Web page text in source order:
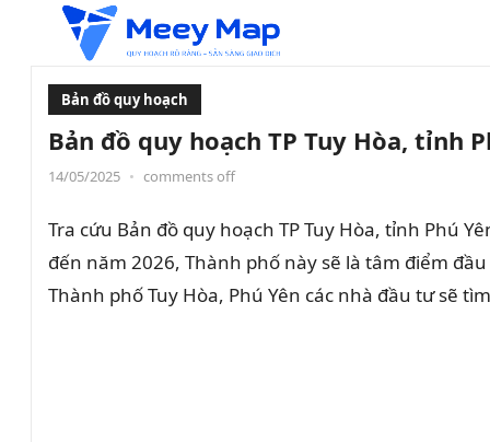
Bản đồ quy hoạch
Bản đồ quy hoạch TP Tuy Hòa, tỉnh
14/05/2025 • comments off
Tra cứu Bản đồ quy hoạch TP Tuy Hòa, tỉnh Phú
đến năm 2026, Thành phố này sẽ là tâm điểm
Thành phố Tuy Hòa, Phú Yên các nhà đầu tư sẽ